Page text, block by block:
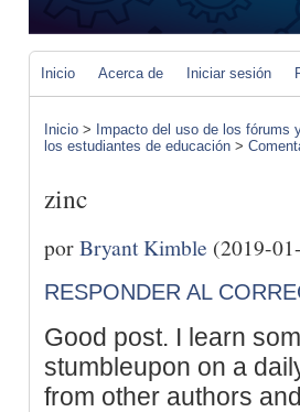
Inicio Acerca de Iniciar sesión
Inicio > Impacto del uso de los fórums
los estudiantes de educación >
zinc
porBryant Kimble (2019-
RESPONDER AL
Good post. I learn
stumbleupon on a
from other authors